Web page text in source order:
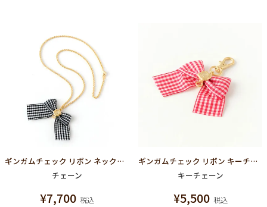
ギンガムチェック リボン ネックレスチェーン（ブラック×ホワイト）
チェーン
¥7,700 税込
ギンガムチェック リボン キーチェーン（レッド×ホワイト）
キーチェーン
¥5,500 税込